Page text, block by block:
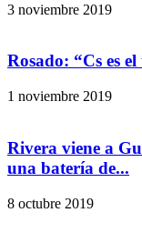
3 noviembre 2019
Rosado: “Cs es
1 noviembre 2019
Rivera viene a
una batería de...
8 octubre 2019